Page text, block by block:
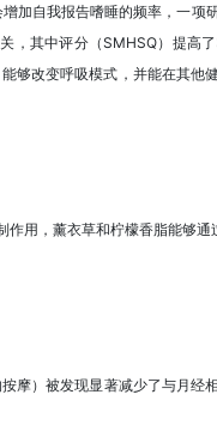
加自我报告嗜睡的频率，一项
，其中评分（SMHSQ）提高
够改变呼吸模式，并能在其他
用，薰衣草和柠檬香脂能够通
摩）被发现显著减少了与月经